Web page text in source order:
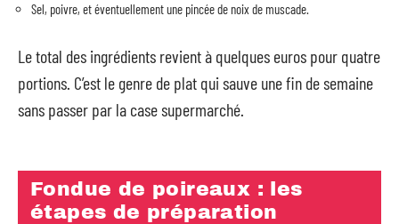
Sel, poivre, et éventuellement une pincée de noix de muscade.
Le total des ingrédients revient à quelques euros pour quatre
portions. C’est le genre de plat qui sauve une fin de semaine
sans passer par la case supermarché.
Fondue de poireaux : les
étapes de préparation